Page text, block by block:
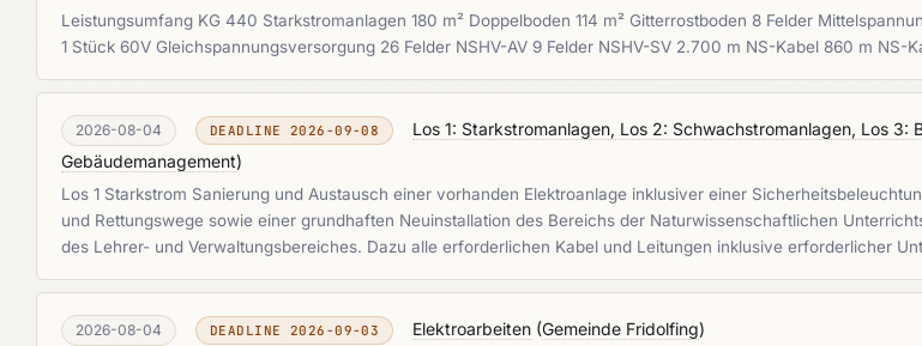
Leistungsumfang KG 440 Starkstromanlagen 180 m² Doppelboden 114 m² Gitterrostboden 8 Felder
1 Stück 60V Gleichspannungsversorgung 26 Felder NSHV-AV 9 Felder NSHV-SV 2.700 m NS-Kabel 860 m NS-
2026-08-04 DEADLINE 2026-09-08 Los 1: Starkstromanlagen, Los 2: Schwachstromanlagen, Los 3:
Gebäudemanagement)
Los 1 Starkstrom Sanierung und Austausch einer vorhanden Elektroanlage inklusiver einer
und Rettungswege sowie einer grundhaften Neuinstallation des Bereichs der Naturwissenschaftlichen
des Lehrer- und Verwaltungsbereiches. Dazu alle erforderlichen Kabel und Leitungen inklusive erforderlicher
2026-08-04 DEADLINE 2026-09-03 Elektroarbeiten (Gemeinde Fridolfing)